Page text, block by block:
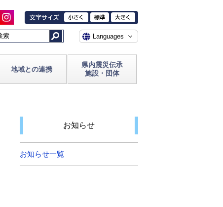
地域との連携
県内震災伝承
施設・団体
お知らせ
お知らせ一覧